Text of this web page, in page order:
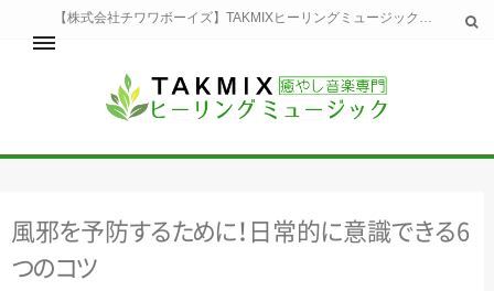
【株式会社チワワボーイズ】TAKMIXヒーリングミュージックへようこそ。TAKMIXヒーリングミュージックは貴方に特別な癒やしの時間をご提供致します。
ホーム
睡眠
風邪を予防するために！ 日常的に意識できる6
つのコツ